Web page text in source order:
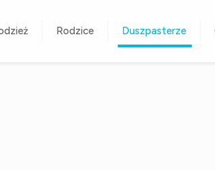
Rodzice Duszpasterze